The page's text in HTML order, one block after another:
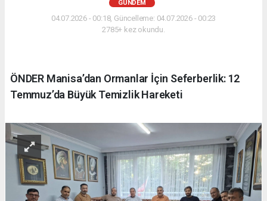
GÜNDEM
04.07.2026 - 00:18, Güncelleme: 04.07.2026 - 00:23
2785+ kez okundu.
ÖNDER Manisa’dan Ormanlar İçin Seferberlik: 12
Temmuz’da Büyük Temizlik Hareketi